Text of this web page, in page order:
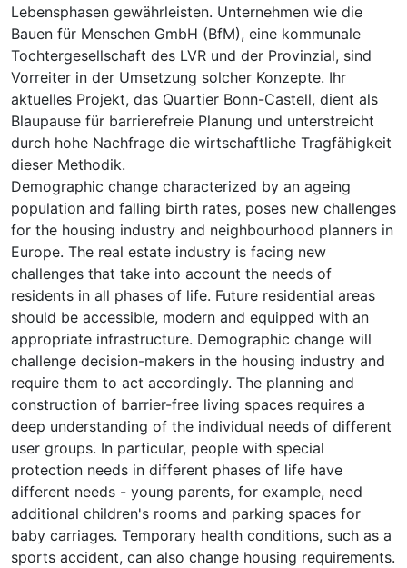
Lebensphasen gewährleisten. Unternehmen wie die
Bauen für Menschen GmbH (BfM), eine kommunale
Tochtergesellschaft des LVR und der Provinzial, sind
Vorreiter in der Umsetzung solcher Konzepte. Ihr
aktuelles Projekt, das Quartier Bonn-Castell, dient als
Blaupause für barrierefreie Planung und unterstreicht
durch hohe Nachfrage die wirtschaftliche Tragfähigkeit
dieser Methodik.
Demographic change characterized by an ageing
population and falling birth rates, poses new challenges
for the housing industry and neighbourhood planners in
Europe. The real estate industry is facing new
challenges that take into account the needs of
residents in all phases of life. Future residential areas
should be accessible, modern and equipped with an
appropriate infrastructure. Demographic change will
challenge decision-makers in the housing industry and
require them to act accordingly. The planning and
construction of barrier-free living spaces requires a
deep understanding of the individual needs of different
user groups. In particular, people with special
protection needs in different phases of life have
different needs - young parents, for example, need
additional children's rooms and parking spaces for
baby carriages. Temporary health conditions, such as a
sports accident, can also change housing requirements.